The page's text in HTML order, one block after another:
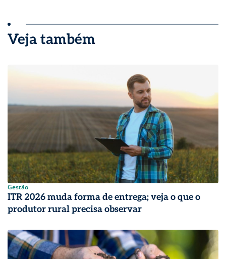
Veja também
Gestão
ITR 2026 muda forma de entrega; veja o que o
produtor rural precisa observar